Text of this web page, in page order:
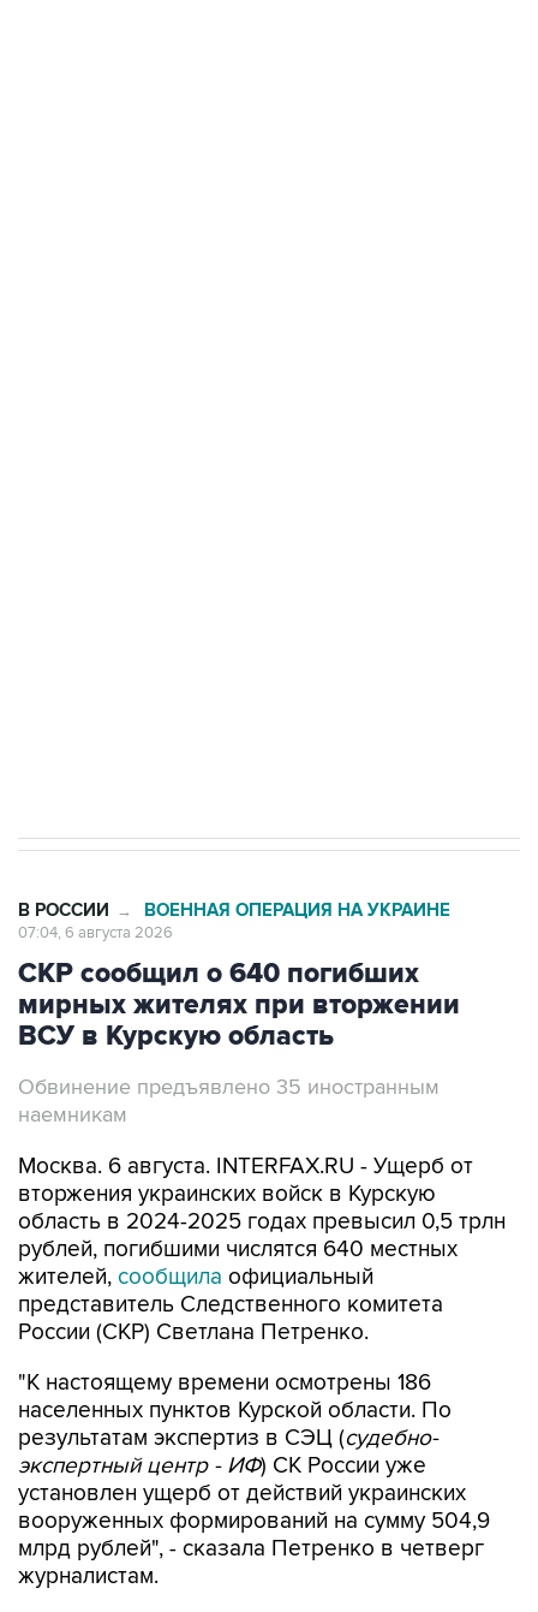
В РОССИИ → ВОЕННАЯ ОПЕРАЦИЯ НА УКРАИНЕ
07:04, 6 августа 2026
СКР сообщил о 640 погибших
мирных жителях при вторжении
ВСУ в Курскую область
Обвинение предъявлено 35 иностранным
наемникам
Москва. 6 августа. INTERFAX.RU - Ущерб от
вторжения украинских войск в Курскую
область в 2024-2025 годах превысил 0,5 трлн
рублей, погибшими числятся 640 местных
жителей, сообщила официальный
представитель Следственного комитета
России (СКР) Светлана Петренко.
"К настоящему времени осмотрены 186
населенных пунктов Курской области. По
результатам экспертиз в СЭЦ (судебно-
экспертный центр - ИФ) СК России уже
установлен ущерб от действий украинских
вооруженных формирований на сумму 504,9
млрд рублей", - сказала Петренко в четверг
журналистам.